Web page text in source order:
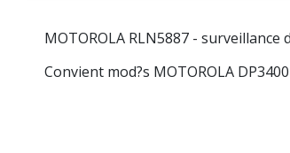
MOTOROLA RLN5887 - surveillance
Convient mod?s MOTOROLA